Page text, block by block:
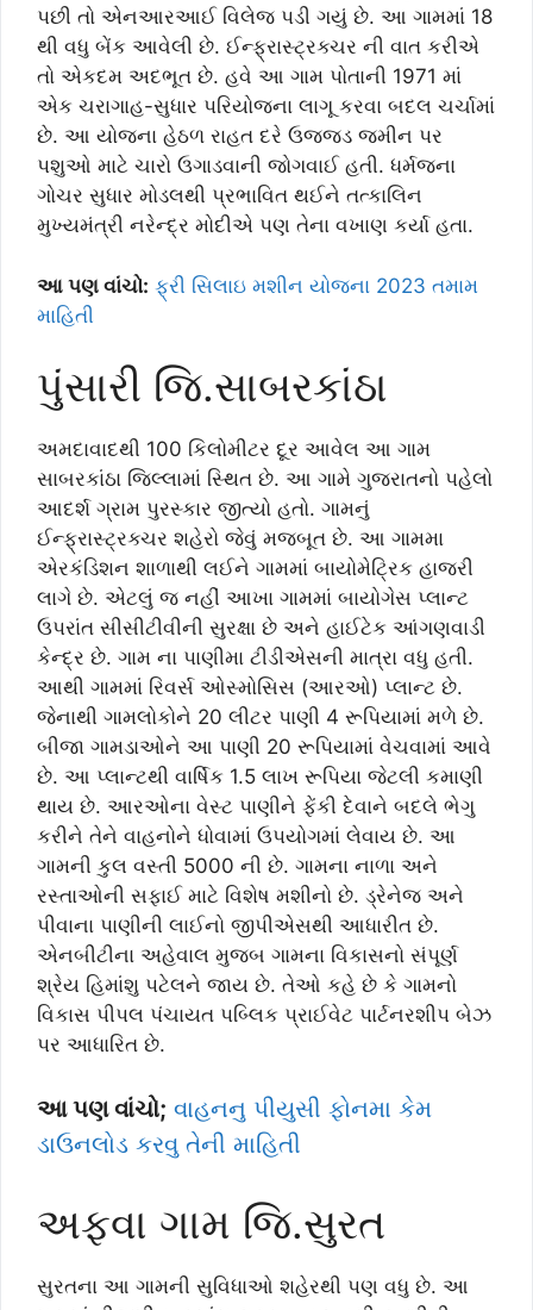
પછી તો એનઆરઆઈ વિલેજ પડી ગયું છે. આ ગામમાં 18
થી વધુ બેંક આવેલી છે. ઈન્ફ્રાસ્ટ્રક્ચર ની વાત કરીએ
તો એકદમ અદભૂત છે. હવે આ ગામ પોતાની 1971 માં
એક ચરાગાહ-સુધાર પરિયોજના લાગૂ કરવા બદલ ચર્ચામાં
છે. આ યોજના હેઠળ રાહત દરે ઉજ્જડ જમીન પર
પશુઓ માટે ચારો ઉગાડવાની જોગવાઈ હતી. ધર્મજના
ગોચર સુધાર મોડલથી પ્રભાવિત થઈને તત્કાલિન
મુખ્યમંત્રી નરેન્દ્ર મોદીએ પણ તેના વખાણ કર્યા હતા.
આ પણ વાંચો: ફ્રી સિલાઇ મશીન યોજના 2023 તમામ
માહિતી
પુંસારી જિ.સાબરકાંઠા
અમદાવાદથી 100 કિલોમીટર દૂર આવેલ આ ગામ
સાબરકાંઠા જિલ્લામાં સ્થિત છે. આ ગામે ગુજરાતનો પહેલો
આદર્શ ગ્રામ પુરસ્કાર જીત્યો હતો. ગામનું
ઈન્ફ્રાસ્ટ્રક્ચર શહેરો જેવું મજબૂત છે. આ ગામમા
એરકંડિશન શાળાથી લઈને ગામમાં બાયોમેટ્રિક હાજરી
લાગે છે. એટલું જ નહીં આખા ગામમાં બાયોગેસ પ્લાન્ટ
ઉપરાંત સીસીટીવીની સુરક્ષા છે અને હાઈટેક આંગણવાડી
કેન્દ્ર છે. ગામ ના પાણીમા ટીડીએસની માત્રા વધુ હતી.
આથી ગામમાં રિવર્સ ઓસ્મોસિસ (આરઓ) પ્લાન્ટ છે.
જેનાથી ગામલોકોને 20 લીટર પાણી 4 રૂપિયામાં મળે છે.
બીજા ગામડાઓને આ પાણી 20 રૂપિયામાં વેચવામાં આવે
છે. આ પ્લાન્ટથી વાર્ષિક 1.5 લાખ રૂપિયા જેટલી કમાણી
થાય છે. આરઓના વેસ્ટ પાણીને ફેંકી દેવાને બદલે ભેગુ
કરીને તેને વાહનોને ધોવામાં ઉપયોગમાં લેવાય છે. આ
ગામની કુલ વસ્તી 5000 ની છે. ગામના નાળા અને
રસ્તાઓની સફાઈ માટે વિશેષ મશીનો છે. ડ્રેનેજ અને
પીવાના પાણીની લાઈનો જીપીએસથી આધારીત છે.
એનબીટીના અહેવાલ મુજબ ગામના વિકાસનો સંપૂર્ણ
શ્રેય હિમાંશુ પટેલને જાય છે. તેઓ કહે છે કે ગામનો
વિકાસ પીપલ પંચાયત પબ્લિક પ્રાઈવેટ પાર્ટનરશીપ બેઝ
પર આધારિત છે.
આ પણ વાંચો; વાહનનુ પીયુસી ફોનમા કેમ
ડાઉનલોડ કરવુ તેની માહિતી
અફવા ગામ જિ.સુરત
સુરતના આ ગામની સુવિધાઓ શહેરથી પણ વધુ છે. આ